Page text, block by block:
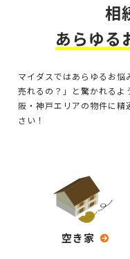
相
あらゆる
マイダスではあらゆるお
売れるの？」と驚かれるよ
阪・神戸エリアの物件に
さい！
空き家